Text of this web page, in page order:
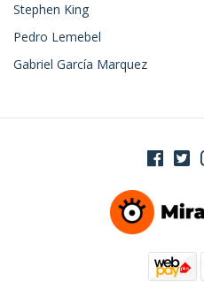
Stephen King
Pedro Lemebel
Gabriel García Marquez